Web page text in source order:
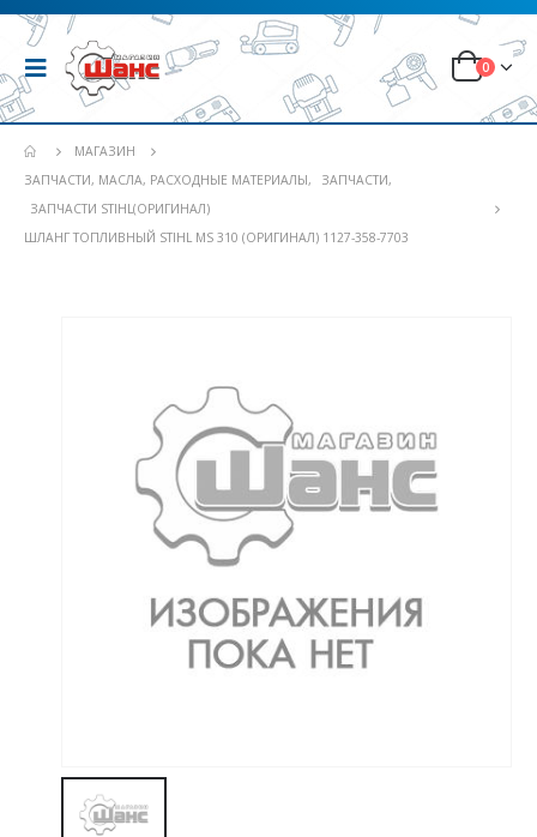
0
МАГАЗИН
ЗАПЧАСТИ, МАСЛА, РАСХОДНЫЕ МАТЕРИАЛЫ, ЗАПЧАСТИ,
ЗАПЧАСТИ STIHL(ОРИГИНАЛ)
ШЛАНГ ТОПЛИВНЫЙ STIHL MS 310 (ОРИГИНАЛ) 1127-358-7703